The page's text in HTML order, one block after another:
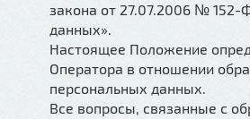
закона от 27.07.2006 № 152-
данных».
Настоящее Положение
Оператора в отношении
персональных данных.
Все вопросы, связанные с